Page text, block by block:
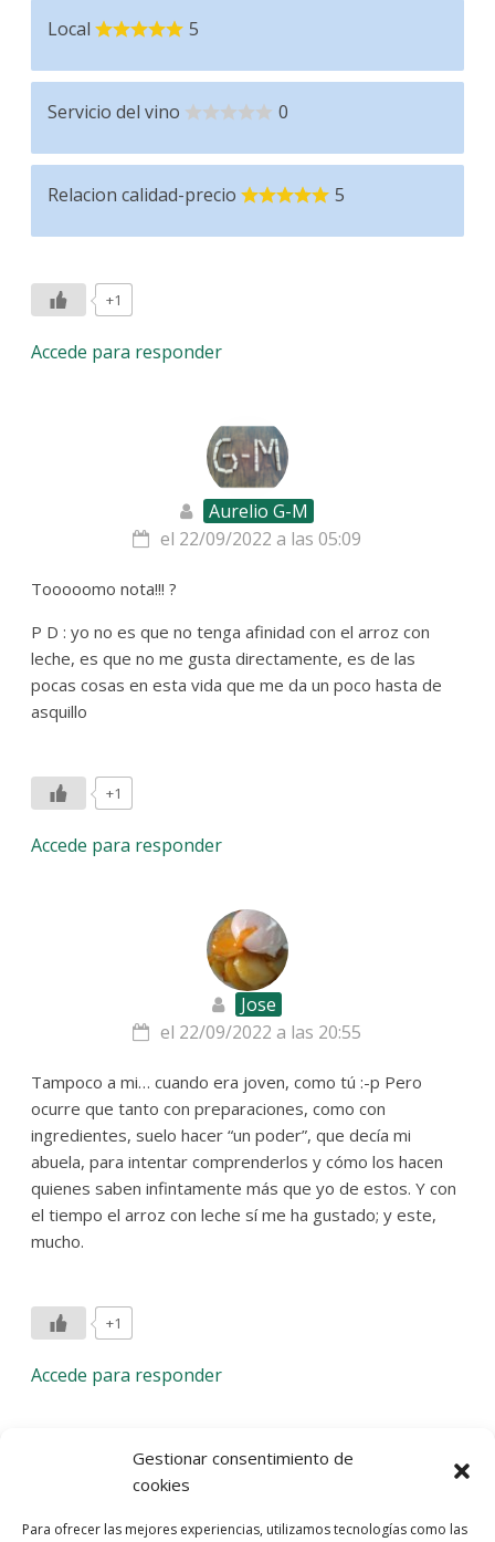
Gestionar consentimiento de
cookies
Para ofrecer las mejores experiencias, utilizamos tecnologías como las
Local 5
Servicio del vino 0
Relacion calidad-precio 5
+1
Accede para responder
Aurelio G-M
el 22/09/2022 a las 05:09
Tooooomo nota!!! ?
P D : yo no es que no tenga afinidad con el arroz con
leche, es que no me gusta directamente, es de las
pocas cosas en esta vida que me da un poco hasta de
asquillo
+1
Accede para responder
Jose
el 22/09/2022 a las 20:55
Tampoco a mi… cuando era joven, como tú :-p Pero
ocurre que tanto con preparaciones, como con
ingredientes, suelo hacer “un poder”, que decía mi
abuela, para intentar comprenderlos y cómo los hacen
quienes saben infintamente más que yo de estos. Y con
el tiempo el arroz con leche sí me ha gustado; y este,
mucho.
+1
Accede para responder
Deja una respuesta
comentario.